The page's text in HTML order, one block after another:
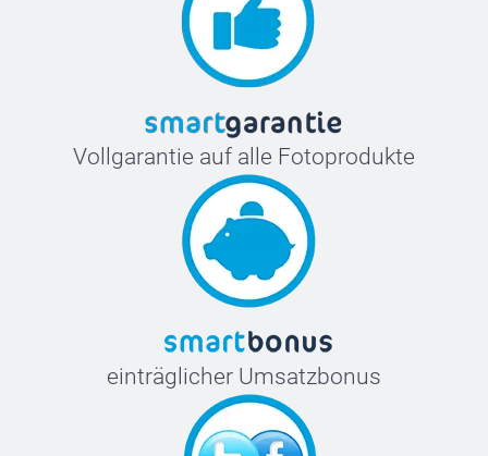
Vollgarantie auf alle Fotoprodukte
einträglicher Umsatzbonus